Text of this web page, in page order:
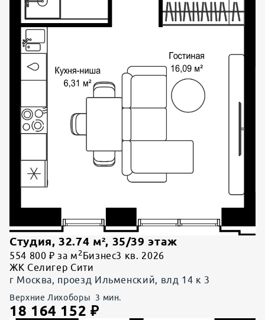
Студия, 32.74 м², 35/39 этаж
554 800 ₽ за м 2 Бизнес3 кв. 2026
ЖК Селигер Сити
г Москва, проезд Ильменский, влд 14 к 3
Верхние Лихоборы 3 мин.
18 164 152 ₽